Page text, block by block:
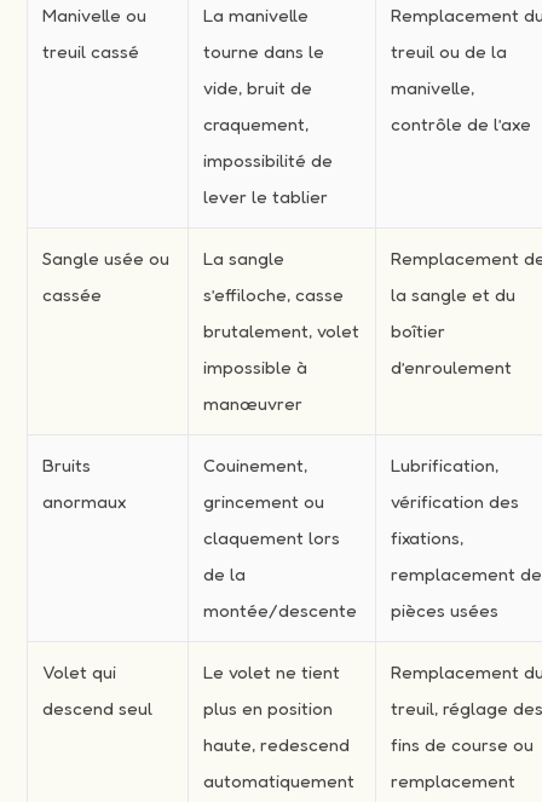
Manivelle ou
treuil cassé
La manivelle
tourne dans le
vide, bruit de
craquement,
impossibilité de
lever le tablier
Remplacement
treuil ou de la
manivelle,
contrôle de l’axe
Sangle usée ou
cassée
La sangle
s’effiloche, casse
brutalement, volet
impossible à
manœuvrer
Remplacement
la sangle et du
boîtier
d’enroulement
Bruits
anormaux
Couinement,
grincement ou
claquement lors
de la
montée/descente
Lubrification,
vérification des
fixations,
remplacement de
pièces usées
Volet qui
descend seul
Le volet ne tient
plus en position
haute, redescend
automatiquement
Remplacement
treuil, réglage
fins de course ou
remplacement